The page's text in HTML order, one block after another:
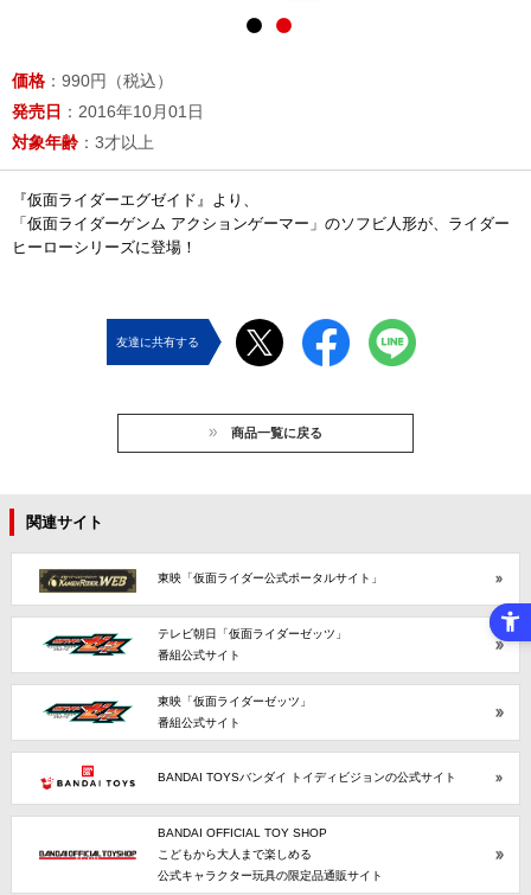
価格 ：990円（税込）
発売日 ：2016年10月01日
対象年齢 ：3才以上
『仮面ライダーエグゼイド』より、
「仮面ライダーゲンム アクションゲーマー」のソフビ人形が、ライダー
ヒーローシリーズに登場！
友達に共有する
商品一覧に戻る
関連サイト
東映「仮面ライダー公式ポータルサイト」
テレビ朝日「仮面ライダーゼッツ」
番組公式サイト
東映「仮面ライダーゼッツ」
番組公式サイト
BANDAI TOYSバンダイ トイディビジョンの公式サイト
BANDAI OFFICIAL TOY SHOP
こどもから大人まで楽しめる
公式キャラクター玩具の限定品通販サイト